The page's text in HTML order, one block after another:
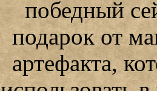
победный
подарок от
артефакта,